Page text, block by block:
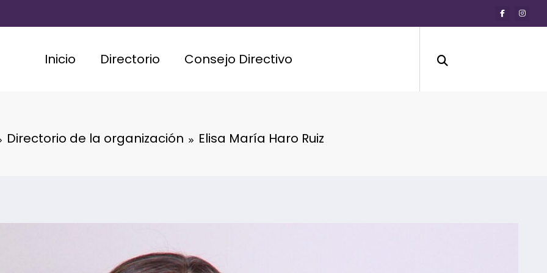
Inicio Directorio Consejo Directivo
Directorio de la organización Elisa María Haro Ruiz